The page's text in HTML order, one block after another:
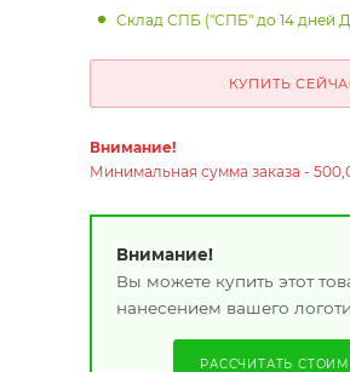
Склад СПБ ("СПБ" до 14 дней
КУПИТЬ
Внимание!
Минимальная сумма заказа -
Внимание!
Вы можете купить этот
нанесением вашего
РАССЧИТАТЬ